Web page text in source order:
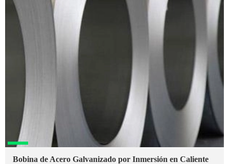
Bobina de Acero Galvanizado por Inmersión en Caliente